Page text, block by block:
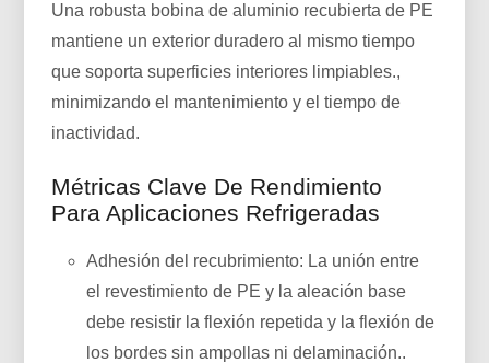
Una robusta bobina de aluminio recubierta de PE
mantiene un exterior duradero al mismo tiempo
que soporta superficies interiores limpiables.,
minimizando el mantenimiento y el tiempo de
inactividad.
Métricas Clave De Rendimiento
Para Aplicaciones Refrigeradas
Adhesión del recubrimiento: La unión entre
el revestimiento de PE y la aleación base
debe resistir la flexión repetida y la flexión de
los bordes sin ampollas ni delaminación..